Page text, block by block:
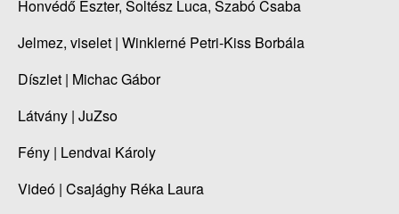
Honvédő Eszter, Soltész Luca, Szabó Csaba
Jelmez, viselet | Winklerné Petri-Kiss Borbála
Díszlet | Michac Gábor
Látvány | JuZso
Fény | Lendvai Károly
Videó | Csajághy Réka Laura